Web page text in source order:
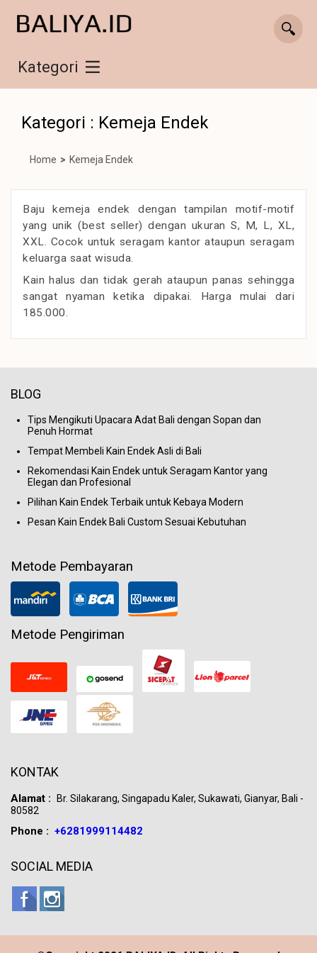
Kategori
Kategori : Kemeja Endek
Home > Kemeja Endek
Baju kemeja endek dengan tampilan motif-motif
yang unik (best seller) dengan ukuran S, M, L, XL,
XXL. Cocok untuk seragam kantor ataupun seragam
keluarga saat wisuda.
Kain halus dan tidak gerah ataupun panas sehingga
sangat nyaman ketika dipakai. Harga mulai dari
185.000.
BLOG
Tips Mengikuti Upacara Adat Bali dengan Sopan dan
Penuh Hormat
Tempat Membeli Kain Endek Asli di Bali
Rekomendasi Kain Endek untuk Seragam Kantor yang
Elegan dan Profesional
Pilihan Kain Endek Terbaik untuk Kebaya Modern
Pesan Kain Endek Bali Custom Sesuai Kebutuhan
Metode Pembayaran
Metode Pengiriman
KONTAK
Alamat : Br. Silakarang, Singapadu Kaler, Sukawati, Gianyar, Bali -
80582
Phone : +6281999114482
SOCIAL MEDIA